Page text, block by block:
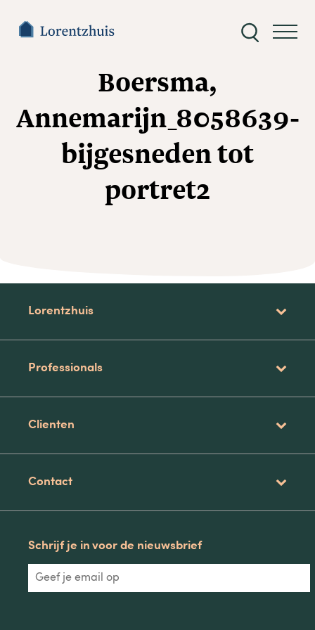
Zoeken
Boersma,
Annemarijn_8058639-
bijgesneden tot
portret2
Lorentzhuis
Professionals
Clienten
Contact
Schrijf je in voor de nieuwsbrief